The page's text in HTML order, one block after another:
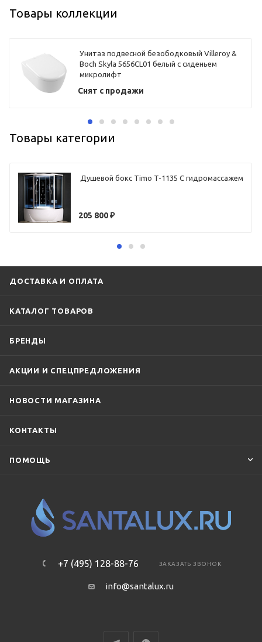
Товары коллекции
Унитаз подвесной безободковый Villeroy &
Boch Skyla 5656CL01 белый с сиденьем
микролифт
Снят с продажи
Товары категории
Душевой бокс Timo T-1135 С гидромассажем
205 800₽
ДОСТАВКА И ОПЛАТА
КАТАЛОГ ТОВАРОВ
БРЕНДЫ
АКЦИИ И СПЕЦПРЕДЛОЖЕНИЯ
НОВОСТИ МАГАЗИНА
КОНТАКТЫ
ПОМОЩЬ
+7 (495) 128-88-76 ЗАКАЗАТЬ ЗВОНОК
info@santalux.ru